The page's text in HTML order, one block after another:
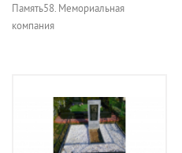
Память58. Мемориальная
компания